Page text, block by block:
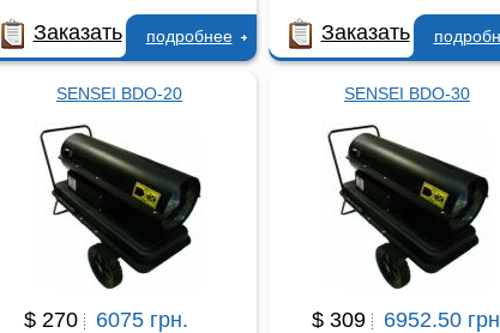
Заказать подробнее Заказать
SENSEI BDO-20
$ 270 6075 грн.
SENSEI BDO-30
$ 309 6952.50